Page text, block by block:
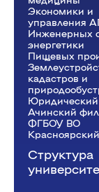
Экономики и
управления
Инженерных
энергетики
Пищевых
кадастров и
Юридический
Ачинский
ФГБОУ ВО
Структура